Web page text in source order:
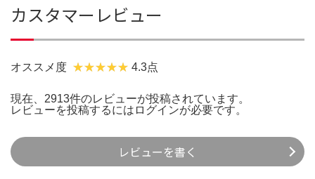
カスタマーレビュー
オススメ度 4.3点
現在、2913件のレビューが投稿されています。
レビューを投稿するには ログインが必要です。
レビューを書く